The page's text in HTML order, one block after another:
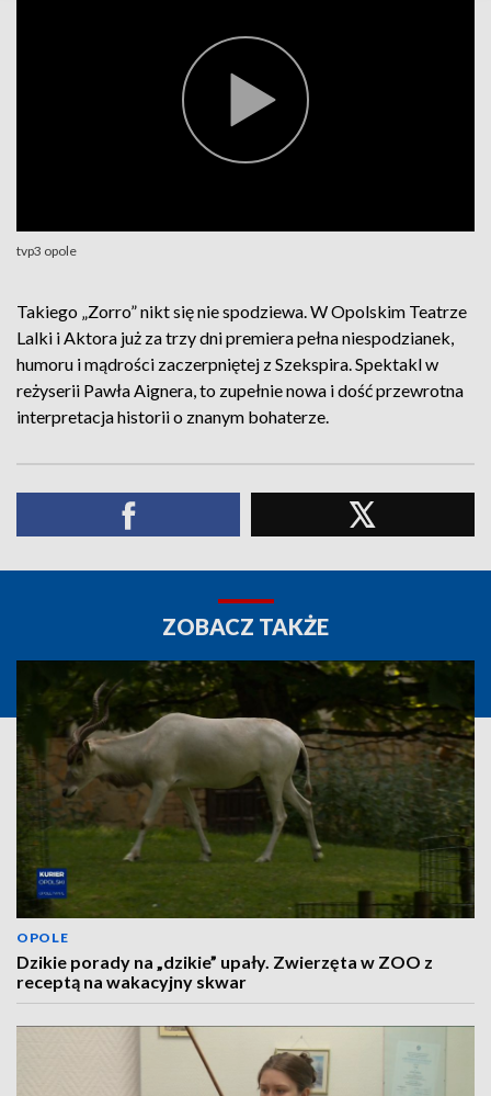
tvp3 opole
Takiego „Zorro” nikt się nie spodziewa. W Opolskim Teatrze
Lalki i Aktora już za trzy dni premiera pełna niespodzianek,
humoru i mądrości zaczerpniętej z Szekspira. Spektakl w
reżyserii Pawła Aignera, to zupełnie nowa i dość przewrotna
interpretacja historii o znanym bohaterze.
ZOBACZ TAKŻE
OPOLE
Dzikie porady na „dzikie” upały. Zwierzęta w ZOO z
receptą na wakacyjny skwar